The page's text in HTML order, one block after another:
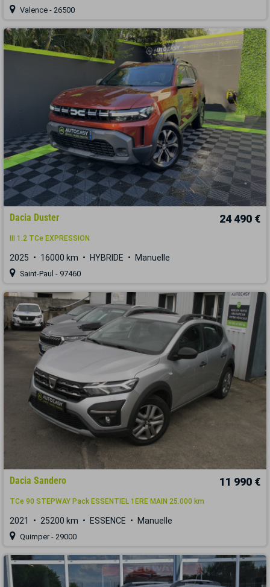
Valence - 26500
Dacia Duster 24 490 €
III 1.2 TCe EXPRESSION
2025 16000 km HYBRIDE Manuelle
Saint-Paul - 97460
Dacia Sandero 11 990 €
TCe 90 STEPWAY Pack ESSENTIEL 1ERE MAIN 25.000 km
2021 25200 km ESSENCE Manuelle
Quimper - 29000